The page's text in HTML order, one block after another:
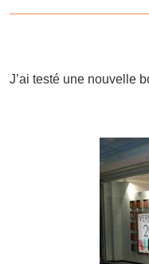
J’ai testé une nouvelle